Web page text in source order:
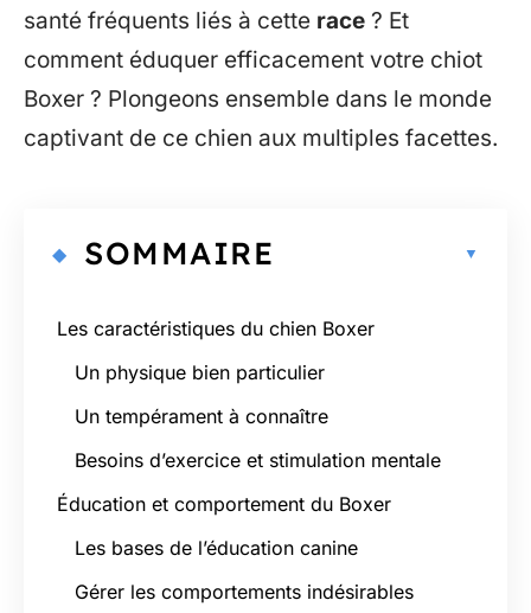
santé fréquents liés à cette race ? Et
comment éduquer efficacement votre chiot
Boxer ? Plongeons ensemble dans le monde
captivant de ce chien aux multiples facettes.
SOMMAIRE
Les caractéristiques du chien Boxer
Un physique bien particulier
Un tempérament à connaître
Besoins d’exercice et stimulation mentale
Éducation et comportement du Boxer
Les bases de l’éducation canine
Gérer les comportements indésirables